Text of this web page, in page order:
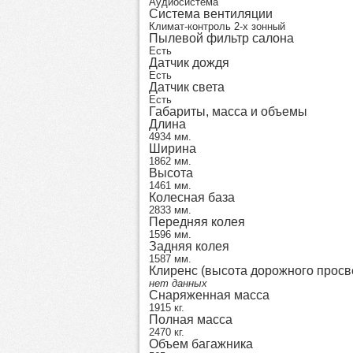
Система вентиляции
Климат-контроль 2-х зонный
Пылевой фильтр салона
Есть
Датчик дождя
Есть
Датчик света
Есть
Габариты, масса и объемы
Длина
4934 мм.
Ширина
1862 мм.
Высота
1461 мм.
Колесная база
2833 мм.
Передняя колея
1596 мм.
Задняя колея
1587 мм.
Клиренс (высота дорожного
нет данных
Снаряженная масса
1915 кг.
Полная масса
2470 кг.
Объем багажника